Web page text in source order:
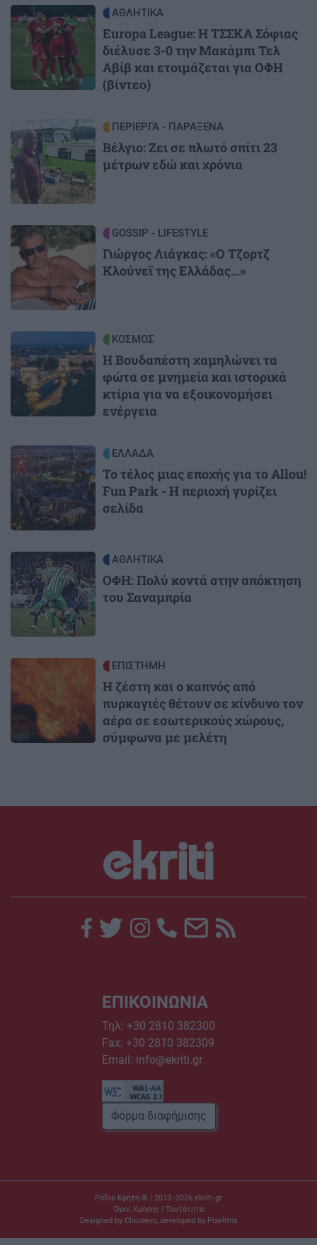
Image ΑΘΛΗΤΙΚΑ
Europa League: Η ΤΣΣΚΑ Σόφιας
διέλυσε 3-0 την Μακάμπι Τελ
Αβίβ και ετοιμάζεται για ΟΦΗ
(βίντεο)
Image ΠΕΡΙΕΡΓΑ - ΠΑΡΑΞΕΝΑ
Βέλγιο: Ζει σε πλωτό σπίτι 23
μέτρων εδώ και χρόνια
Image GOSSIP - LIFESTYLE
Γιώργος Λιάγκας: «Ο Τζορτζ
Κλούνεϊ της Ελλάδας…»
ΚΟΣΜΟΣ
Η Βουδαπέστη χαμηλώνει τα
φώτα σε μνημεία και ιστορικά
κτίρια για να εξοικονομήσει
ενέργεια
Image ΕΛΛΑΔΑ
Το τέλος μιας εποχής για το Allou!
Fun Park - Η περιοχή γυρίζει
σελίδα
Image ΑΘΛΗΤΙΚΑ
ΟΦΗ: Πολύ κοντά στην απόκτηση
του Σαναμπρία
ΕΠΙΣΤΗΜΗ
Η ζέστη και ο καπνός από
πυρκαγιές θέτουν σε κίνδυνο τον
αέρα σε εσωτερικούς χώρους,
σύμφωνα με μελέτη
ΕΠΙΚΟΙΝΩΝΙΑ
Τηλ: +30 2810 382300
Fax: +30 2810 382309
Email: info@ekriti.gr
Φόρμα διαφήμισης
Ράδιο Κρήτη © | 2013 -2026 ekriti.gr
Όροι Χρήσης | Ταυτότητα
Designed by Cloudevo, developed by Pixelthis